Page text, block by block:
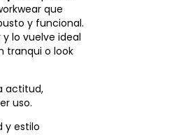
que
y funcional.
lo vuelve ideal
tranqui o look
actitud,
uso.
y estilo